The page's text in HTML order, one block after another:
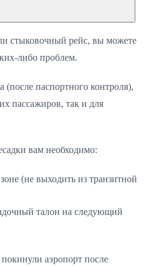
стыковочный рейс, вы можете
либо проблем.
(после паспортного контроля),
пассажиров, так и для
вам необходимо:
(не выходить из транзитной
талон на следующий
аэропорт после